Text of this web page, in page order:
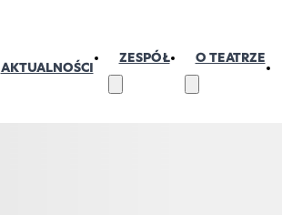
AKTUALNOŚCI
ZESPÓŁ O TEATRZE